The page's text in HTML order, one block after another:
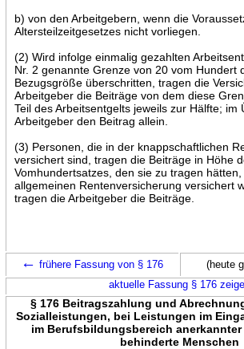
b) von den Arbeitgebern, wenn die
Altersteilzeitgesetzes nicht vorliegen.
(2) Wird infolge einmalig gezahlten
Nr. 2 genannte Grenze von 20 vom Hundert
Bezugsgröße überschritten, tragen die
Arbeitgeber die Beiträge von dem diese
Teil des Arbeitsentgelts jeweils zur Hälfte; im
Arbeitgeber den Beitrag allein.
(3) Personen, die in der knappschaftlichen
versichert sind, tragen die Beiträge in Höhe
Vomhundertsatzes, den sie zu tragen
allgemeinen Rentenversicherung versichert
tragen die Arbeitgeber die Beiträge.
← frühere Fassung von § 176
(heute
aktuelle Fassung § 176
§ 176 Beitragszahlung und
Sozialleistungen, bei Leistungen im
im Berufsbildungsbereich
behinderte Menschen